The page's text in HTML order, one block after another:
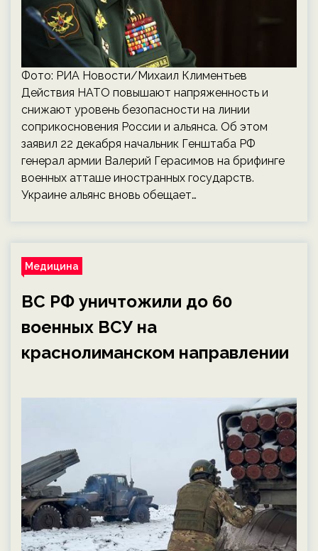
Фото: РИА Новости/Михаил Климентьев
Действия НАТО повышают напряженность и
снижают уровень безопасности на линии
соприкосновения России и альянса. Об этом
заявил 22 декабря начальник Генштаба РФ
генерал армии Валерий Герасимов на брифинге
военных атташе иностранных государств.
Украине альянс вновь обещает…
Медицина
ВС РФ уничтожили до 60
военных ВСУ на
краснолиманском направлении